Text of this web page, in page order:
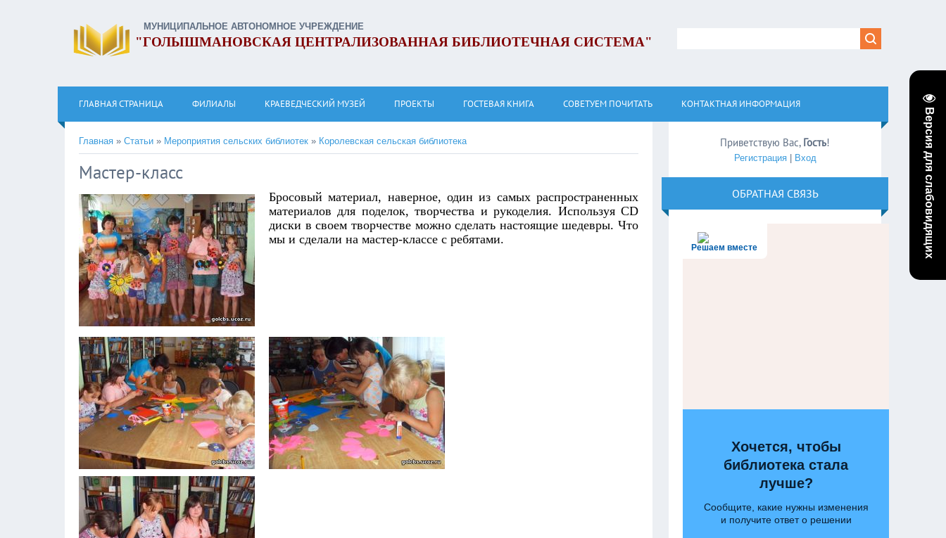
Версия для слабовидящих
МУНИЦИПАЛЬНОЕ АВТОНОМНОЕ УЧРЕЖДЕНИЕ
"ГОЛЫШМАНОВСКАЯ ЦЕНТРАЛИЗОВАННАЯ БИБЛИОТЕЧНАЯ СИСТЕМА"
ГЛАВНАЯ СТРАНИЦА ФИЛИАЛЫ КРАЕВЕДЧЕСКИЙ МУЗЕЙ ПРОЕКТЫ ГОСТЕВАЯ КНИГА СОВЕТУЕМ ПОЧИТАТЬ КОНТАКТНАЯ ИНФОРМАЦИЯ
Главная » Статьи » Мероприятия сельских библиотек » Королевская сельская библиотека
Мастер-класс
Бросовый материал, наверное, один из самых распространенных
материалов для поделок, творчества и рукоделия. Используя CD
диски в своем творчестве можно сделать настоящие шедевры. Что
мы и сделали на мастер-классе с ребятами.
Приветствую Вас, Гость!
Регистрация| Вход
ОБРАТНАЯ СВЯЗЬ
Решаем вместе
Хочется, чтобы
библиотека стала
лучше?
Сообщите, какие нужны изменения
и получите ответ о решении